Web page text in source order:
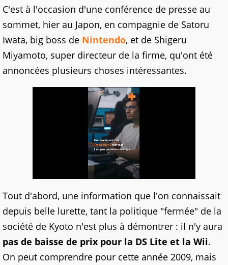
C'est à l'occasion d'une conférence de presse au
sommet, hier au Japon, en compagnie de Satoru
Iwata, big boss de Nintendo, et de Shigeru
Miyamoto, super directeur de la firme, qu'ont été
annoncées plusieurs choses intéressantes.
Tout d'abord, une information que l'on connaissait
depuis belle lurette, tant la politique "fermée" de la
société de Kyoto n'est plus à démontrer : il n'y aura
pas de baisse de prix pour la DS Lite et la Wii.
On peut comprendre pour cette année 2009, mais